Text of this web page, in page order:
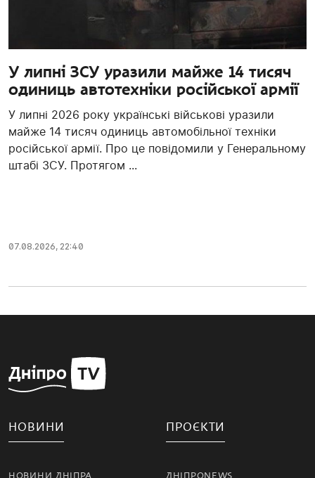
У липні ЗСУ уразили майже 14 тисяч
одиниць автотехніки російської армії
У липні 2026 року українські військові уразили
майже 14 тисяч одиниць автомобільної техніки
російської армії. Про це повідомили у Генеральному
штабі ЗСУ. Протягом ...
07.08.2026, 22:40
НОВИНИ
НОВИНИ ДНІПРА
ПРОЄКТИ
ДНІПРОNEWS